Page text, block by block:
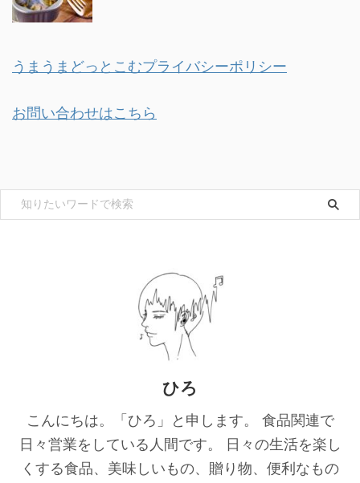
うまうまどっとこむプライバシーポリシー
お問い合わせはこちら
ひろ
こんにちは。「ひろ」と申します。 食品関連で
日々営業をしている人間です。 日々の生活を楽し
くする食品、美味しいもの、贈り物、便利なもの